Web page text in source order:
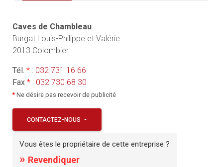
Caves de Chambleau
Burgat Louis-Philippe et Valérie
2013 Colombier
Tél. *: 032 731 16 66
Fax *: 032 730 68 30
*Ne désire pas recevoir de publicité
CONTACTEZ-NOUS
Vous êtes le propriétaire de cette entreprise ?
» Revendiquer